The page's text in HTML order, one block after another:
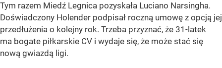
Tym razem Miedź Legnica pozyskała Luciano Narsingha.
Doświadczony Holender podpisał roczną umowę z opcją jej
przedłużenia o kolejny rok. Trzeba przyznać, że 31-latek
ma bogate piłkarskie CV i wydaje się, że może stać się
nową gwiazdą ligi.